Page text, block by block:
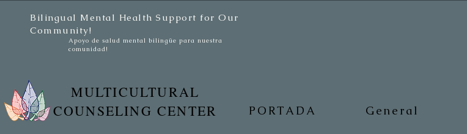
Bilingual Mental Health Support for Our
Community!
Apoyo de salud mental bilingüe para nuestra
comunidad!
MULTICULTURAL
COUNSELING CENTER
PORTADA General